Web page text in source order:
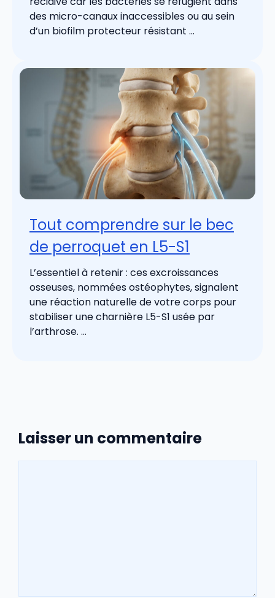
des micro-canaux inaccessibles ou au sein
d’un biofilm protecteur résistant ...
Tout comprendre sur le bec
de perroquet en L5-S1
L’essentiel à retenir : ces excroissances
osseuses, nommées ostéophytes, signalent
une réaction naturelle de votre corps pour
stabiliser une charnière L5-S1 usée par
l’arthrose. ...
Laisser un commentaire